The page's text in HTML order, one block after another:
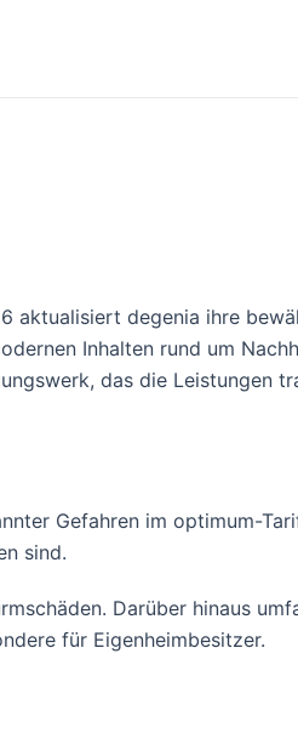
aktualisiert degenia ihre
Inhalten rund um
das die Leistungen
Gefahren im optimum-
sind.
Darüber hinaus
für Eigenheimbesitzer.